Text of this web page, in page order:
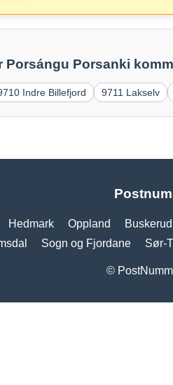
Porsanki
Indre Billefjord 9711 Lakselv
Hedmark Oppland Buskerud
Sogn og Fjordane Sør-
©